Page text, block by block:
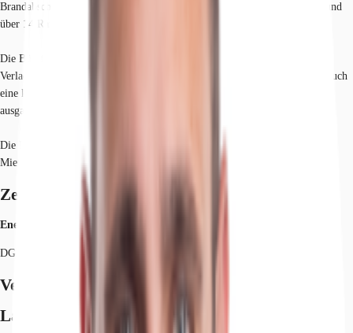
Brandabschnitte, teilbar ab ca. 6.175 m²) und rd. 10 m hoch sein (UKB) und
über 14 Rampentore und sowie 2 ebenerdige Zufahrten verfügen.
Die Büroflächen sind als Einbau auf der Mezzanine-Ebene oberhalb der
Verladezone geplant. Je nach Bedarf wäre diese erweiterbar. Im EG wird auch
eine kleine Büroeinheit mit WC vorhanden sein, um den Warenein- und -
ausgang bestmöglich abwickeln zu können.
Die Fertigstellung kann innerhalb von 12 Monaten nach
Mietvertragsunterschrift erfolgen.
Zertifizierungen
Energieausweis
DGNB: Gold
Verfügbare Fläche
Lage und Verkehrsanbindung